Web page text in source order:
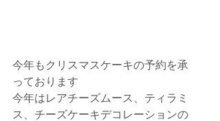
今年もクリスマスケーキの予約を承
っております
今年はレアチーズムース、ティラミ
ス、チーズケーキデコレーションの